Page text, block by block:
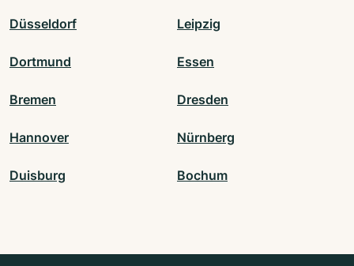
Düsseldorf Leipzig
Dortmund Essen
Bremen Dresden
Hannover Nürnberg
Duisburg Bochum